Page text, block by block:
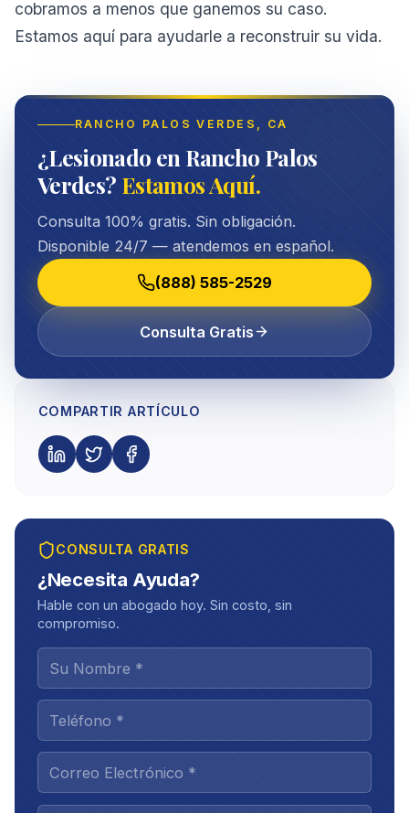
cobramos a menos que ganemos su caso.
Estamos aquí para ayudarle a reconstruir su vida.
RANCHO PALOS VERDES , CA
¿Lesionado en Rancho Palos
Verdes? Estamos Aquí.
Consulta 100% gratis. Sin obligación.
Disponible 24/7 — atendemos en español.
(888) 585-2529
Consulta Gratis
COMPARTIR ARTÍCULO
CONSULTA GRATIS
¿Necesita Ayuda?
Hable con un abogado hoy. Sin costo, sin
compromiso.